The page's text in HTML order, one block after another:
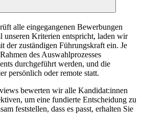
alle eingegangenen Bewerbungen
unseren Kriterien entspricht, laden wir
der zuständigen Führungskraft ein. Je
des Auswahlprozesses
durchgeführt werden, und die
persönlich oder remote statt.
bewerten wir alle Kandidat:innen
um eine fundierte Entscheidung zu
feststellen, dass es passt, erhalten Sie